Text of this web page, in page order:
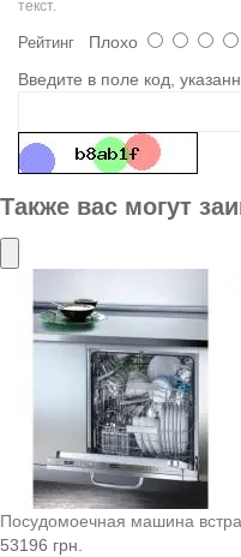
текст.
Рейтинг Плохо
Введите в поле код,
Также вас могут
Посудомоечная машина
53196 грн.